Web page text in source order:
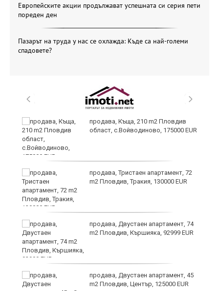
Европейските акции продължават успешната си серия пети
пореден ден
Пазарът на труда у нас се охлажда: Къде са най-големи
спадовете?
продава, Къща, 210 m2 Пловдив
област, с.Войводиново, 175000 EUR
продава, Тристаен апартамент, 72
m2 Пловдив, Тракия, 130000 EUR
продава, Двустаен апартамент, 74
m2 Пловдив, Кършияка, 92999 EUR
продава, Двустаен апартамент, 45
m2 Пловдив, Център, 125000 EUR